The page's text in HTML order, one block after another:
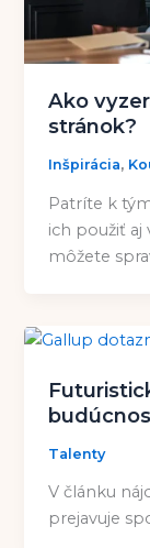
Ako
stránok?
Inšpirácia,
Patríte k
ich použiť aj
môžete
Talenty
V článku
prejavuje